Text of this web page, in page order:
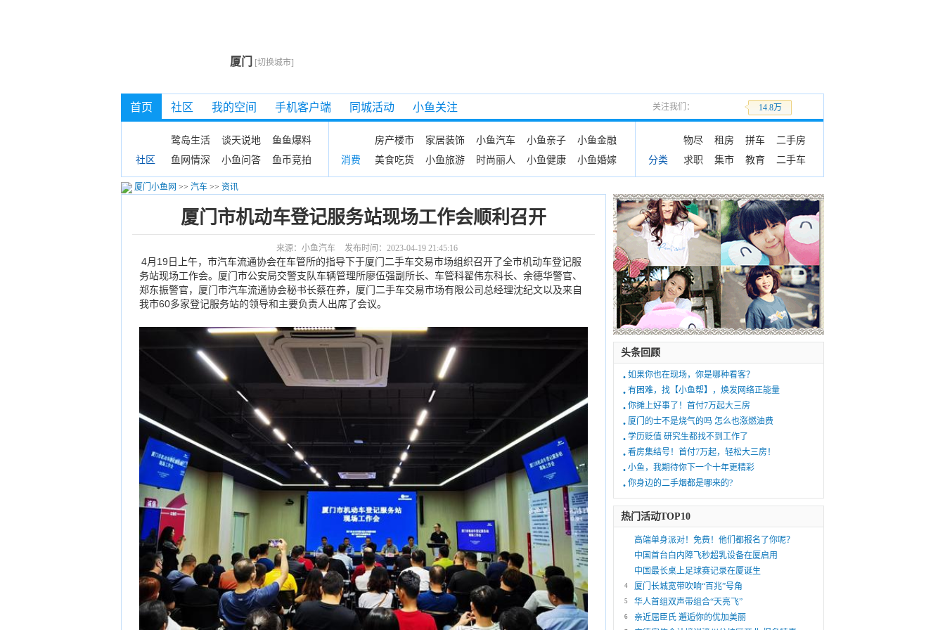
厦门 [切换城市]
首页 社区 我的空间 手机客户端 同城活动 小鱼关注 关注我们： 14.8万
社区
鹭岛生活 谈天说地
鱼鱼爆料
鱼网情深
小鱼问答 鱼币竞拍 消费
房产楼市 家居装饰 小鱼汽车 小鱼亲子
小鱼金融
美食吃货
小鱼旅游 时尚丽人 小鱼健康 小鱼婚嫁 分类
物尽 租房 拼车
二手房
求职
集市 教育 二手车
厦门小鱼网 >> 汽车 >> 资讯
厦门市机动车登记服务站现场工作会顺利召开
来源：小鱼汽车 发布时间：2023-04-19 21:45:16
4月19日上午，市汽车流通协会在车管所的指导下于厦门二手车交易市场组织召开了全市机动车登记服
务站现场工作会。厦门市公安局交警支队车辆管理所廖伍强副所长、车管科翟伟东科长、余德华警官、
郑东振警官，厦门市汽车流通协会秘书长蔡在养，厦门二手车交易市场有限公司总经理沈纪文以及来自
我市60多家登记服务站的领导和主要负责人出席了会议。
头条回顾
· 如果你也在现场，你是哪种看客？
· 有困难，找【小鱼帮】，焕发网络正能量
· 你摊上好事了！首付7万起大三房
· 厦门的士不是烧气的吗 怎么也涨燃油费
· 学历贬值 研究生都找不到工作了
· 看房集结号！首付7万起，轻松大三房！
· 小鱼，我期待你下一个十年更精彩
· 你身边的二手烟都是哪来的?
热门活动TOP10
高端单身派对！免费！他们都报名了你呢？
中国首台白内障飞秒超乳设备在厦启用
中国最长桌上足球赛记录在厦诞生
4 厦门长城宽带吹响“百兆”号角
5 华人首组双声带组合“天亮飞”
6 亲近屈臣氏 邂逅你的优加美丽